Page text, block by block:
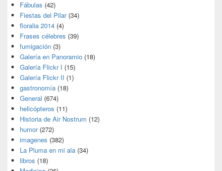
Fábulas (42)
Fiestas del Pilar(34)
floralia 2014 (4)
Frases célebres (39)
fumigación (3)
Galería en Panoramio (18)
Galería Flickr I (15)
Galería Flickr II (1)
gastronomía (18)
General (674)
helicópteros (11)
Historia de Air Nostrum (12)
humor(272)
imagenes (382)
La Pluma en mi ala (34)
libros (18)